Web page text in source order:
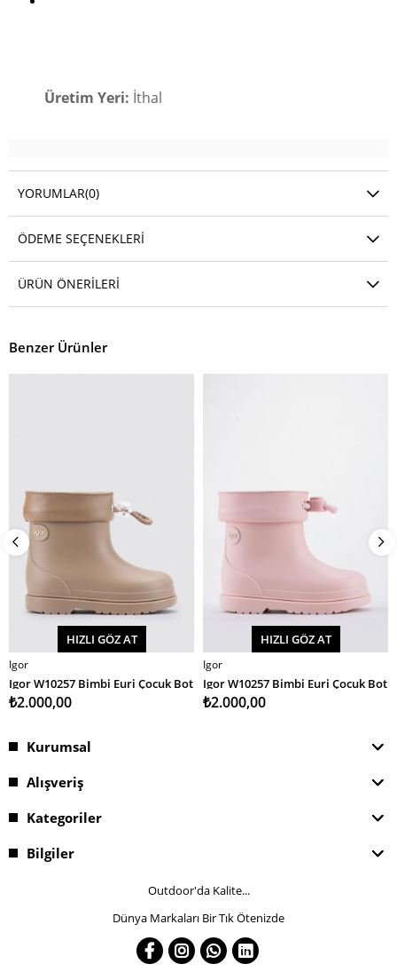
Üretim Yeri: İthal
YORUMLAR(0)
ÖDEME SEÇENEKLERI
ÜRÜN ÖNERILERI
Benzer Ürünler
SEPETE EKLE
HIZLI GÖZ AT
Igor
Igor W10257 Bimbi Euri Çocuk Bot
₺2.000,00
SEPETE EKLE
HIZLI GÖZ AT
Igor
Igor W10257 Bimbi Euri Çocuk Bot
₺2.000,00
Kurumsal
Alışveriş
Kategoriler
Bilgiler
Outdoor'da Kalite...
Dünya Markaları Bir Tık Ötenizde